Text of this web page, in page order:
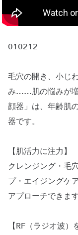
010212
毛穴の開き、小じ
み……肌の悩みが増
顔器」は、年齢肌
器です。
【肌活力に注力】
クレンジング・毛
プ・エイジングケ
アプローチできます
【RF（ラジオ波）